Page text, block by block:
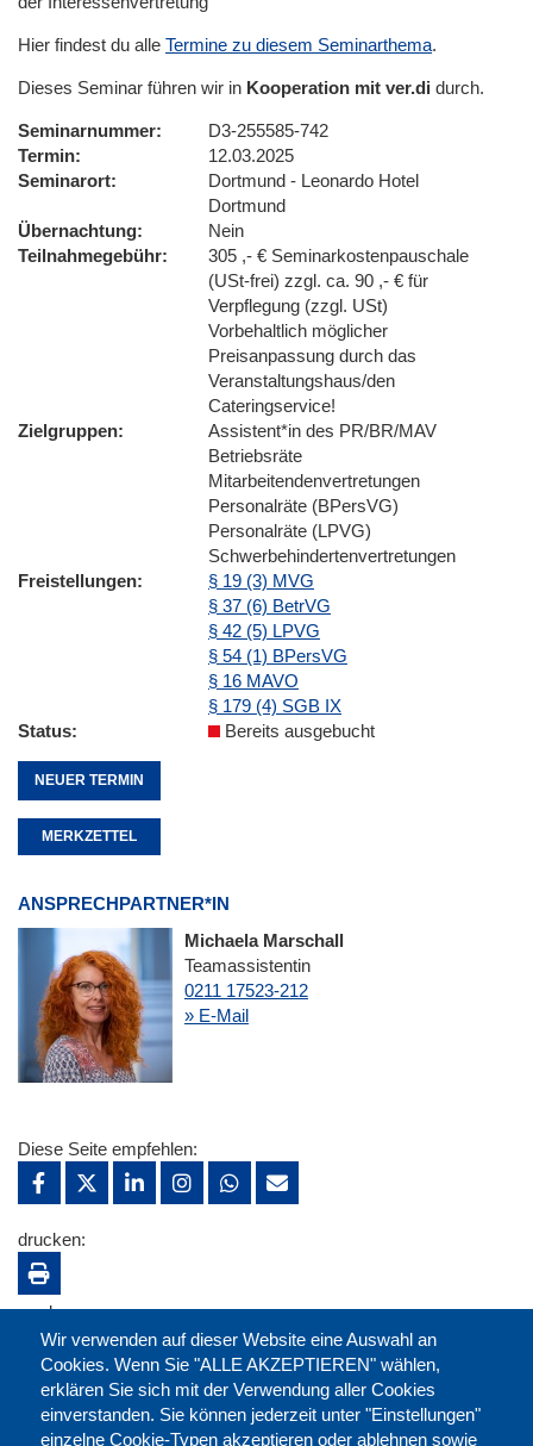
Hier findest du alle Termine zu diesem Seminarthema.
Dieses Seminar führen wir in Kooperation mit ver.di durch.
Seminarnummer
D3-255585-742
Termin
12.03.2025
Seminarort
Dortmund - Leonardo Hotel
Dortmund
Übernachtung
Nein
Teilnahmegebühr
305 ,- € Seminarkostenpauschale
(USt-frei) zzgl. ca. 90 ,- € für
Verpflegung (zzgl. USt)
Vorbehaltlich möglicher
Preisanpassung durch das
Veranstaltungshaus/den
Cateringservice!
Zielgruppen
Assistent*in des PR/BR/MAV
Betriebsräte
Mitarbeitendenvertretungen
Personalräte (BPersVG)
Personalräte (LPVG)
Schwerbehindertenvertretungen
Freistellungen
§ 19 (3) MVG
§ 37 (6) BetrVG
§ 42 (5) LPVG
§ 54 (1) BPersVG
§ 16 MAVO
§ 179 (4) SGB IX
Status
Bereits ausgebucht
NEUER TERMIN
MERKZETTEL
ANSPRECHPARTNER*IN
Michaela Marschall
Teamassistentin
0211 17523-212
» E-Mail
Wir verwenden auf dieser Website eine Auswahl an
Cookies. Wenn Sie "ALLE AKZEPTIEREN" wählen,
erklären Sie sich mit der Verwendung aller Cookies
einverstanden. Sie können jederzeit unter "Einstellungen"
einzelne Cookie-Typen akzeptieren oder ablehnen sowie
Diese Seite empfehlen:
drucken:
merken: